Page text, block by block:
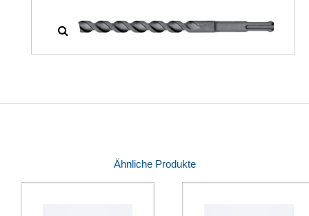
Ähnliche Produkte